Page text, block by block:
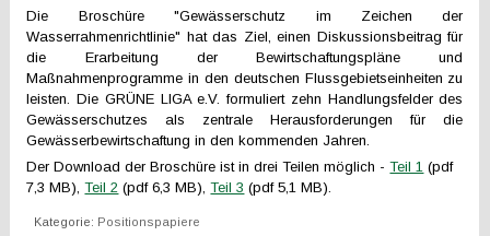
Die Broschüre "Gewässerschutz im Zeichen der
Wasserrahmenrichtlinie" hat das Ziel, einen Diskussionsbeitrag für
die Erarbeitung der Bewirtschaftungspläne und
Maßnahmenprogramme in den deutschen Flussgebietseinheiten zu
leisten. Die GRÜNE LIGA e.V. formuliert zehn Handlungsfelder des
Gewässerschutzes als zentrale Herausforderungen für die
Gewässerbewirtschaftung in den kommenden Jahren.
Der Download der Broschüre ist in drei Teilen möglich -Teil 1 (pdf
7,3 MB),Teil 2 (pdf 6,3 MB),Teil 3 (pdf 5,1 MB).
Kategorie: Positionspapiere